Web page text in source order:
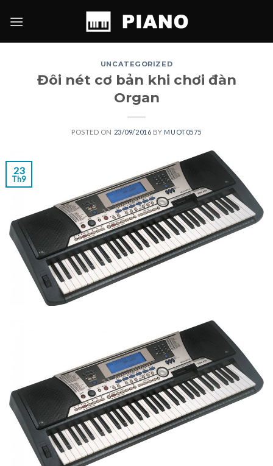
UNCATEGORIZED
Đôi nét cơ bản khi chơi đàn
Organ
POSTED ON 23/09/2016 BY MUOT0575
23
Th9